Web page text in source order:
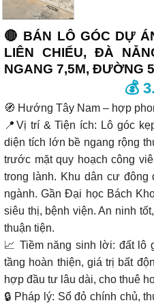
🔴 BÁN LÔ GÓC DỰ
LIÊN CHIỂU, ĐÀ
NGANG 7,5M, ĐƯỜNG
💰
🧭 Hướng Tây Nam – hợp
📍Vị trí & Tiện ích: Lô góc
diện tích lớn bề ngang rộng
trước mặt quy hoạch công
trong lành. Khu dân cư đông
ngành. Gần Đại học Bách
siêu thị, bệnh viện. An ninh
thuận tiện.
📈 Tiềm năng sinh lời: đất lô
tầng hoàn thiện, giá trị bất
hợp đầu tư lâu dài, cho thuê
🔒 Pháp lý: Sổ đỏ chính chủ,